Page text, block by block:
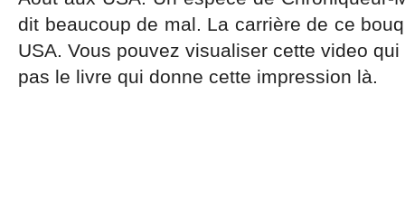
dit beaucoup de mal. La carrière de ce
USA. Vous pouvez visualiser cette video
pas le livre qui donne cette impression là.